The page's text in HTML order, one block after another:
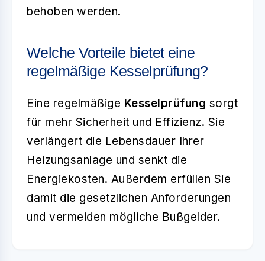
behoben werden.
Welche Vorteile bietet eine
regelmäßige Kesselprüfung?
Eine regelmäßige Kesselprüfung sorgt
für mehr Sicherheit und Effizienz. Sie
verlängert die Lebensdauer Ihrer
Heizungsanlage und senkt die
Energiekosten. Außerdem erfüllen Sie
damit die gesetzlichen Anforderungen
und vermeiden mögliche Bußgelder.